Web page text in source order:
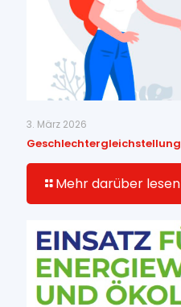
3. März 2026
Geschlechtergleichstellung
Mehr darüber lesen